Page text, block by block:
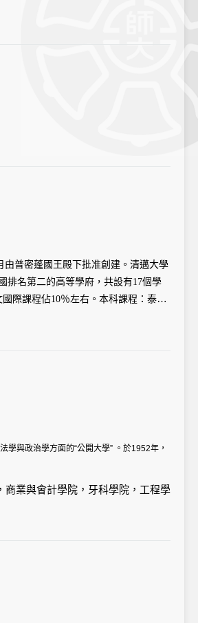
由普密蓬國王殿下批准創建。清邁大學
排名第二的高等學府，共設有17個學
際課程佔10％左右。本科課程：泰
與政治學方面的“公開大學” 。於1952年，
業與會計學院，牙科學院，工程學
供本科、碩士和博士層次的高等教